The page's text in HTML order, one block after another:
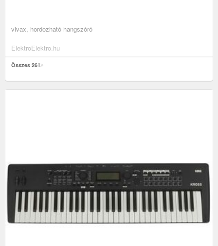
vivax, hordozható hangszóró
ElektroElektro.hu
Összes 261